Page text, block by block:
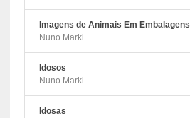
Imagens de Animais Em Embalagens
Nuno Markl
Idosos
Nuno Markl
Idosas